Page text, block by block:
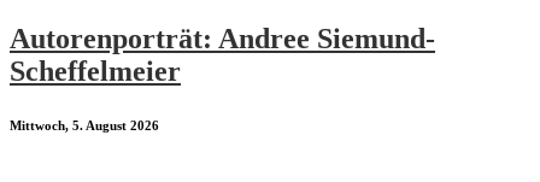
Autorenporträt: Andree Siemund-
Scheffelmeier
Mittwoch, 5. August 2026